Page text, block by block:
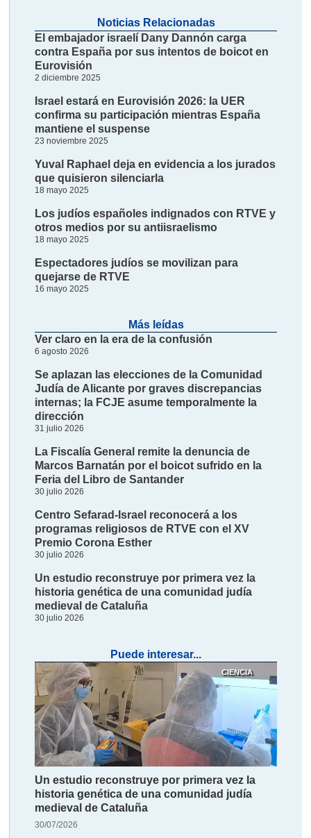
Noticias Relacionadas
El embajador israelí Dany Dannón carga
contra España por sus intentos de boicot en
Eurovisión
2 diciembre 2025
Israel estará en Eurovisión 2026: la UER
confirma su participación mientras España
mantiene el suspense
23 noviembre 2025
Yuval Raphael deja en evidencia a los jurados
que quisieron silenciarla
18 mayo 2025
Los judíos españoles indignados con RTVE y
otros medios por su antiisraelismo
18 mayo 2025
Espectadores judíos se movilizan para
quejarse de RTVE
16 mayo 2025
Más leídas
Ver claro en la era de la confusión
6 agosto 2026
Se aplazan las elecciones de la Comunidad
Judía de Alicante por graves discrepancias
internas; la FCJE asume temporalmente la
dirección
31 julio 2026
La Fiscalía General remite la denuncia de
Marcos Barnatán por el boicot sufrido en la
Feria del Libro de Santander
30 julio 2026
Centro Sefarad-Israel reconocerá a los
programas religiosos de RTVE con el XV
Premio Corona Esther
30 julio 2026
Un estudio reconstruye por primera vez la
historia genética de una comunidad judía
medieval de Cataluña
30 julio 2026
Puede interesar...
CIENCIA
Un estudio reconstruye por primera vez la
historia genética de una comunidad judía
medieval de Cataluña
30/07/2026